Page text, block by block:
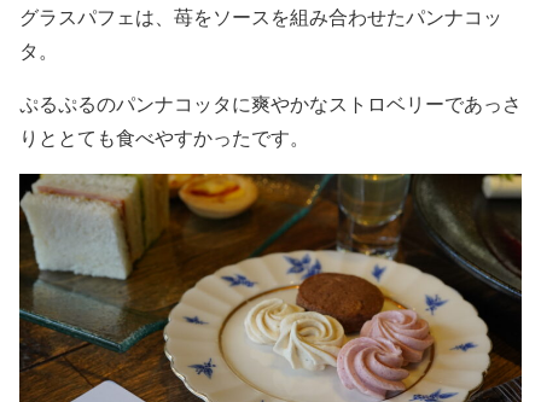
グラスパフェは、苺をソースを組み合わせたパンナコッ
タ。
ぷるぷるのパンナコッタに爽やかなストロベリーであっさ
りととても食べやすかったです。